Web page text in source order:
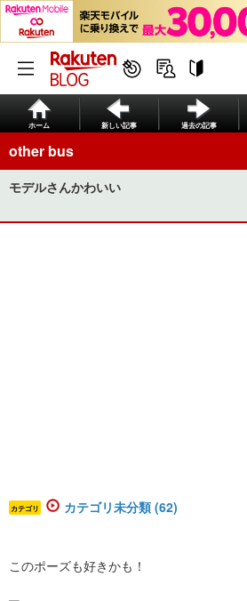
ホーム 新しい記事 過去の記事
other bus
モデルさんかわいい
カテゴリ カテゴリ未分類 (62)
このポーズも好きかも！